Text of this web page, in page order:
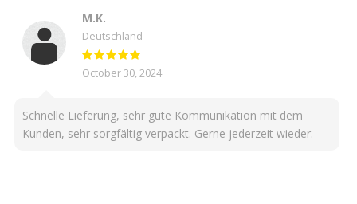
M.K.
Deutschland
October 30, 2024
Schnelle Lieferung, sehr gute Kommunikation mit dem
Kunden, sehr sorgfältig verpackt. Gerne jederzeit wieder.